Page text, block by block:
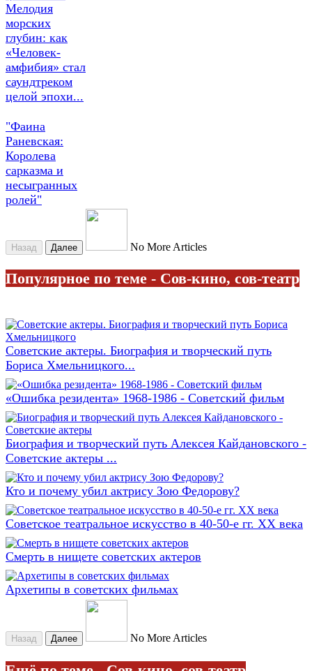
Мелодия
морских
глубин: как
«Человек-
амфибия» стал
саундтреком
целой эпохи...
"Фаина
Раневская:
Королева
сарказма и
несыгранных
ролей"
Назад Далее No More Articles
Популярное по теме - Сов-кино, сов-театр
Советские актеры. Биография и творческий путь
Бориса Хмельницкого...
«Ошибка резидента» 1968-1986 - Советский фильм
Биография и творческий путь Алексея Кайдановского -
Советские актеры ...
Кто и почему убил актрису Зою Федорову?
Советское театральное искусство в 40-50-е гг. ХХ века
Смерть в нищете советских актеров
Архетипы в советских фильмах
Назад Далее No More Articles